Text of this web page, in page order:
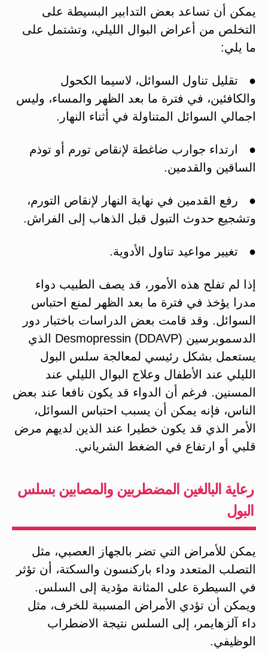
يمكن أن تساعد بعض التدابير البسيطة على
التخلص من أعراض البوال الليلي، وتشتمل على
ما يلي:
● تقليل تناول السوائل، لاسيما الكحول
والكافئين، في فترة ما بعد الظهر والمساء، وليس
اجمالي السوائل المتناولة في أثناء النهار.
● ارتداء جوارب ضاغطة لإنقاص تورم أو توذم
الساقين والقدمين.
● رفع القدمين في نهاية النهار لإنقاص التورم،
وتشجيع حدوث التبول قبل الذهاب إلى الفراش.
● تغيير مواعيد تناول الأدوية.
إذا لم تفلح هذه الأمور، قد يصف الطبيب دواء
مدرا يؤخذ في فترة ما بعد الظهر لمنع احتباس
السوائل. وقد قامت بعض الدراسات باختبار دور
الدسموبرسين Desmopressin (DDAVP) الذي
يستعمل بشكل رئيسي لمعالجة سلس البول
الليلي عند الأطفال وعلاج البوال الليلي عند
المسنين. فرغم أن الدواء قد يكون نافعا عند بعض
الناس، فإنه يمكن أن يسبب احتباس السوائل،
الأمر الذي قد يكون خطيرا عند الذين لديهم مرض
قلبي أو ارتفاع في الضغط الشرياني.
رعاية البالغين المضطربين والمصابين بسلس
البول
يمكن للأمراض التي تضر بالجهاز العصبي، مثل
التصلب المتعدد وداء باركنسون والسكتة، أن تؤثر
في السيطرة على المثانة مؤدية إلى السلس.
ويمكن أن تؤدي الأمراض المسببة للخرف، مثل
داء آلزهايمر، إلى السلس نتيجة الاضطراب
الوظيفي.